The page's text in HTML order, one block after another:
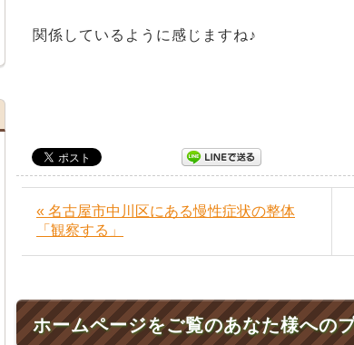
関係しているように感じますね♪
« 名古屋市中川区にある慢性症状の整体
「観察する」
ホームページをご覧のあなた様への